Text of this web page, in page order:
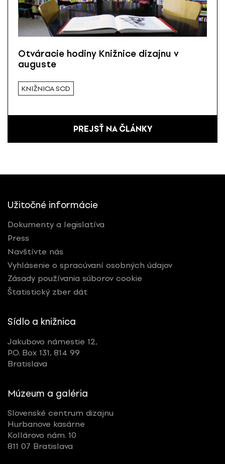
Otváracie hodiny Knižnice dizajnu v
auguste
KNIŽNICA SCD
PREJSŤ NA ČLÁNKY
Užitočné informácie
Dokumenty a legislatíva
Press
Navštívte nás
Vyhlásenie o spracúvaní osobných údajov
Zásady používania súborov cookie
Štatistický zber dát
Sídlo a knižnica
Jakubovo námestie 12,
P.O. Box 131, 814 99
Bratislava
Múzeum a galéria
Slovenské centrum dizajnu
Hurbanove kasárne
Kollárovo nám. 10
811 07 Bratislava